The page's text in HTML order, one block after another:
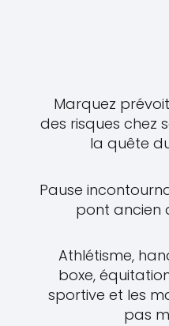
Marquez
des risques chez
la quête
Pause
pont ancien
Athlétisme,
boxe,
sportive et les
pas